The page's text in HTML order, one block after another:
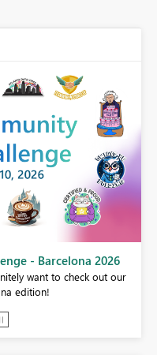
- Barcelona 2026
want to check out our
edition!